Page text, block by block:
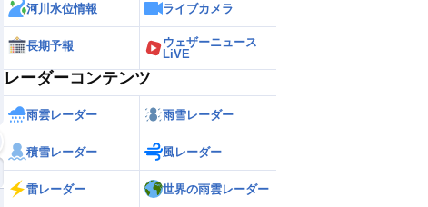
河川水位情報 ライブカメラ
長期予報
ウェザーニュース
LiVE
レーダーコンテンツ
雨雲レーダー 雨雪レーダー
積雪レーダー 風レーダー
雷レーダー 世界の雨雲レーダー